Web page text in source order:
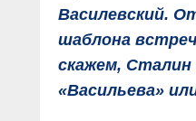
Василевский.
шаб­лона
скажем,
«Васильева»